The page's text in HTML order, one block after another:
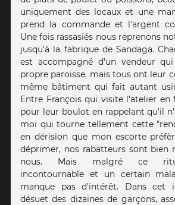
uniquement des locaux et une
prend la commande et l'argent
Une fois rassasiés nous reprenons
jusqu'à la fabrique de Sandaga.
est accompagné d'un vendeur
propre paroisse, mais tous ont leur
même bâtiment qui fait autant
Entre François qui visite l'atelier en
pour leur boulot en rappelant qu'il
moi qui tourne tellement cette
en dérision que mon escorte
déprimer, nos rabatteurs sont bien
nous. Mais malgré ce
incontournable et un certain
manque pas d'intérêt. Dans cet
désuet des dizaines de garçons,